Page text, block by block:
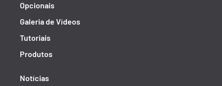
Opcionais
Galeria de Vídeos
Tutoriais
Produtos
Notícias